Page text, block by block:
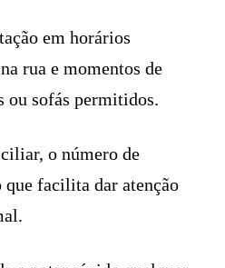
em horários
rua e momentos de
ou sofás permitidos.
o número de
facilita dar atenção